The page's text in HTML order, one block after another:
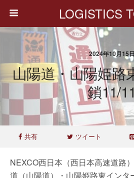
LOGISTICS
2024年10月15
山陽道・山陽姫路
鎖11/
共有 ツイート
NEXCO西日本（西日本高速道路
道（山陽道）・山陽姫路東インタ